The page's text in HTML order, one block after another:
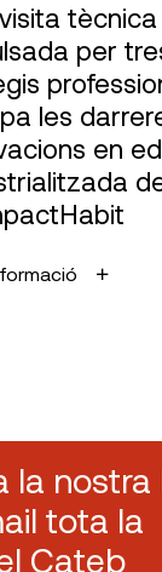
tècnica
per
les
en
la nostra
tota la
Cateb